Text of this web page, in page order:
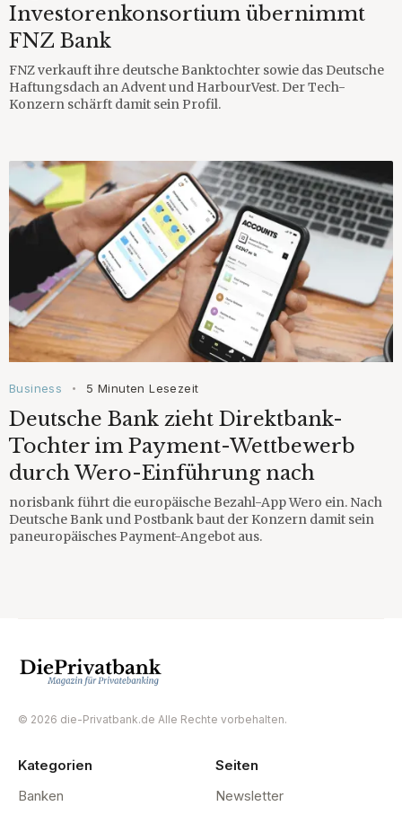
Investorenkonsortium übernimmt
FNZ Bank
FNZ verkauft ihre deutsche Banktochter sowie das Deutsche
Haftungsdach an Advent und HarbourVest. Der Tech-
Konzern schärft damit sein Profil.
Business • 5 Minuten Lesezeit
Deutsche Bank zieht Direktbank-
Tochter im Payment-Wettbewerb
durch Wero-Einführung nach
norisbank führt die europäische Bezahl-App Wero ein. Nach
Deutsche Bank und Postbank baut der Konzern damit sein
paneuropäisches Payment-Angebot aus.
© 2026 die-Privatbank.de Alle Rechte vorbehalten.
Kategorien
Banken
Seiten
Newsletter